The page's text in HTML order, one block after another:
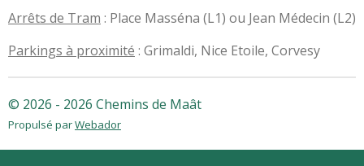
a
k
p
Arrêts de Tram : Place Masséna (L1) ou Jean Médecin (L2)
Parkings à proximité : Grimaldi, Nice Etoile, Corvesy
© 2026 - 2026 Chemins de Maât
Propulsé parWebador